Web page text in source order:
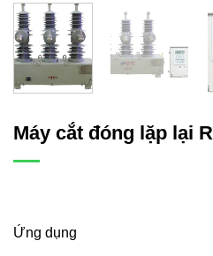
Máy cắt đóng lặp lại
Ứng dụng